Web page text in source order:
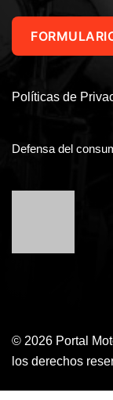
Políticas de
Defensa del
© 2026 Portal